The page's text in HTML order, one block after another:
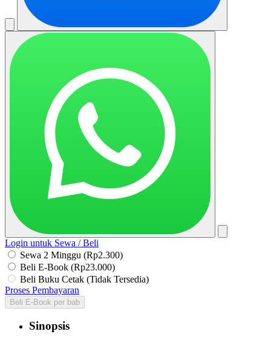
Login untuk Sewa / Beli
Sewa 2 Minggu (Rp2.300)
Beli E-Book (Rp23.000)
Beli Buku Cetak (Tidak Tersedia)
Proses Pembayaran
Beli E-Book per bab
Sinopsis